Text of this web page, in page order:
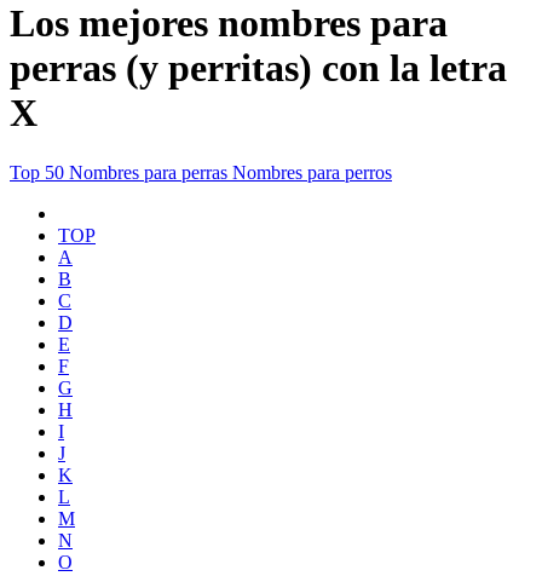
Los mejores nombres para
perras (y perritas) con la letra
X
Top 50 Nombres para perras Nombres para perros
TOP
A
B
C
D
E
F
G
H
I
J
K
L
M
N
O